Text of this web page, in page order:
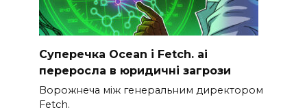
Суперечка Ocean і Fetch. ai
переросла в юридичні загрози
Ворожнеча між генеральним директором
Fetch.